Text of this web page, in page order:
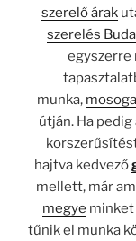
szerelő árak
szerelés
egyszerre
munka,
útján. Ha
hajtva kedvező
mellett, már
megye minket
tűnik el munka